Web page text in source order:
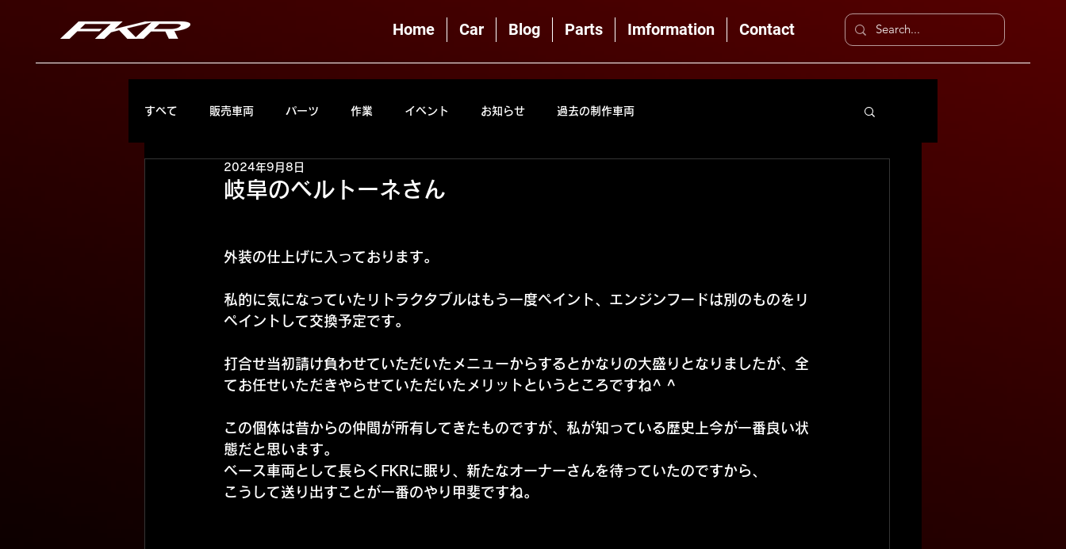
Home Car Blog Parts Imformation Contact
すべて 販売車両 パーツ 作業 イベント お知らせ 過去の制作車両
岐阜のベルトーネさん
2024年9月8日
外装の仕上げに入っております。
私的に気になっていたリトラクタブルはもう一度ペイント、エンジンフードは別のものをリ
ペイントして交換予定です。
打合せ当初請け負わせていただいたメニューからするとかなりの大盛りとなりましたが、全
てお任せいただきやらせていただいたメリットというところですね^ ^
この個体は昔からの仲間が所有してきたものですが、私が知っている歴史上今が一番良い状
態だと思います。
ベース車両として長らくFKRに眠り、新たなオーナーさんを待っていたのですから、
こうして送り出すことが一番のやり甲斐ですね。